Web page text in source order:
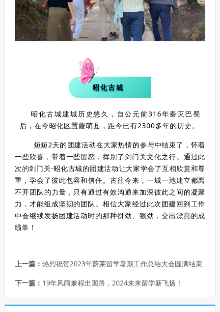
昭化古城
昭化古城建城历史悠久，自公元前316年秦灭巴蜀
后，在今昭化区置葭萌县，距今已有2300多年的历史。
短短2天的团建活动在大家热情的参与中结束了，怀着
一些欣喜，带着一些留恋，挥别了剑门关文化之行。通过此
次的剑门关-昭化古城的团建活动让大家学会了互相欣赏和尊
重，学会了彼此包容和信任。古往今来，一城一池建立都离
不开团队的力量，只有通过有效沟通来加深彼此之间的凝聚
力，才能组成坚韧的团队。相信大家经过此次团建回到工作
中会继续发扬团建活动时的那种拼劲、狠劲，交出漂亮的成
绩单！
上一篇： 热烈祝贺2023年蔚莱留学暑期工作总结大会圆满结束
下一篇： 19年风雨兼程出国路，2024未来留学新飞扬！